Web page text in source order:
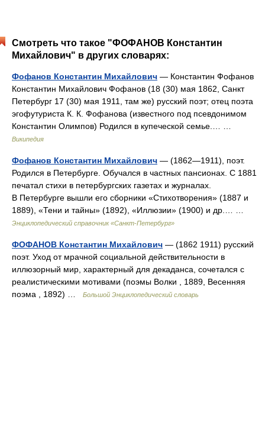
Смотреть что такое "ФОФАНОВ Константин
Михайлович" в других словарях:
Фофанов Константин Михайлович — Константин Фофанов
Константин Михайлович Фофанов (18 (30) мая 1862, Санкт
Петербург 17 (30) мая 1911, там же) русский поэт; отец поэта
эгофутуриста К. К. Фофанова (известного под псевдонимом
Константин Олимпов) Родился в купеческой семье.… …
Википедия
Фофанов Константин Михайлович — (1862—1911), поэт.
Родился в Петербурге. Обучался в частных пансионах. С 1881
печатал стихи в петербургских газетах и журналах.
В Петербурге вышли его сборники «Стихотворения» (1887 и
1889), «Тени и тайны» (1892), «Иллюзии» (1900) и др.… …
Энциклопедический справочник «Санкт-Петербург»
ФОФАНОВ Константин Михайлович — (1862 1911) русский
поэт. Уход от мрачной социальной действительности в
иллюзорный мир, характерный для декаданса, сочетался с
реалистическими мотивами (поэмы Волки , 1889, Весенняя
поэма , 1892) …
Большой Энциклопедический словарь